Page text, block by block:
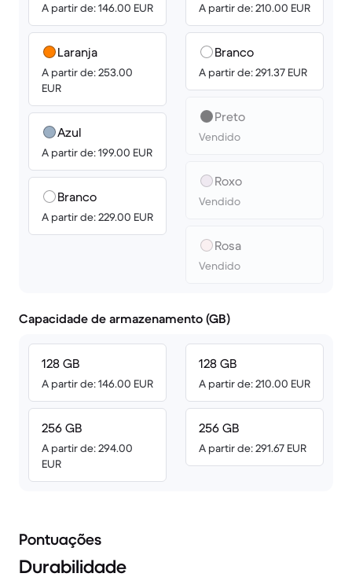
A partir de: 146.00 EUR
Laranja
A partir de: 253.00
EUR
Azul
A partir de: 199.00 EUR
Branco
A partir de: 229.00 EUR
A partir de: 210.00 EUR
Branco
A partir de: 291.37 EUR
Preto
Vendido
Roxo
Vendido
Rosa
Vendido
Capacidade de armazenamento (GB)
128 GB
A partir de: 146.00 EUR
256 GB
A partir de: 294.00
EUR
128 GB
A partir de: 210.00 EUR
256 GB
A partir de: 291.67 EUR
Pontuações
Durabilidade